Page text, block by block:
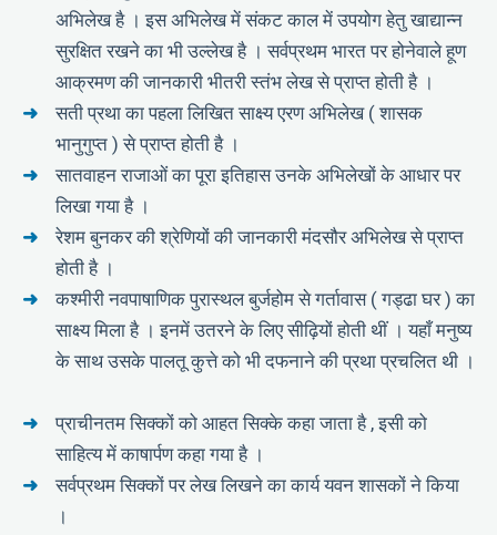
अभिलेख है । इस अभिलेख में संकट काल में उपयोग हेतु खाद्यान्न
सुरक्षित रखने का भी उल्लेख है । सर्वप्रथम भारत पर होनेवाले हूण
आक्रमण की जानकारी भीतरी स्तंभ लेख से प्राप्त होती है ।
सती प्रथा का पहला लिखित साक्ष्य एरण अभिलेख ( शासक
भानुगुप्त ) से प्राप्त होती है ।
सातवाहन राजाओं का पूरा इतिहास उनके अभिलेखों के आधार पर
लिखा गया है ।
रेशम बुनकर की श्रेणियों की जानकारी मंदसौर अभिलेख से प्राप्त
होती है ।
कश्मीरी नवपाषाणिक पुरास्थल बुर्जहोम से गर्तावास ( गड्ढा घर ) का
साक्ष्य मिला है । इनमें उतरने के लिए सीढ़ियों होती थीं । यहाँ मनुष्य
के साथ उसके पालतू कुत्ते को भी दफनाने की प्रथा प्रचलित थी ।
प्राचीनतम सिक्कों को आहत सिक्के कहा जाता है , इसी को
साहित्य में काषार्पण कहा गया है ।
सर्वप्रथम सिक्कों पर लेख लिखने का कार्य यवन शासकों ने किया
।